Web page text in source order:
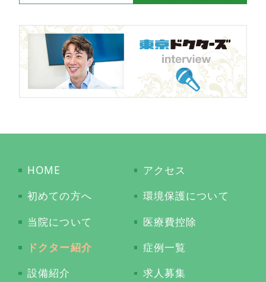
HOME
初めての方へ
当院について
ドクター紹介
設備紹介
アクセス
環境保護について
医療費控除
症例一覧
求人募集